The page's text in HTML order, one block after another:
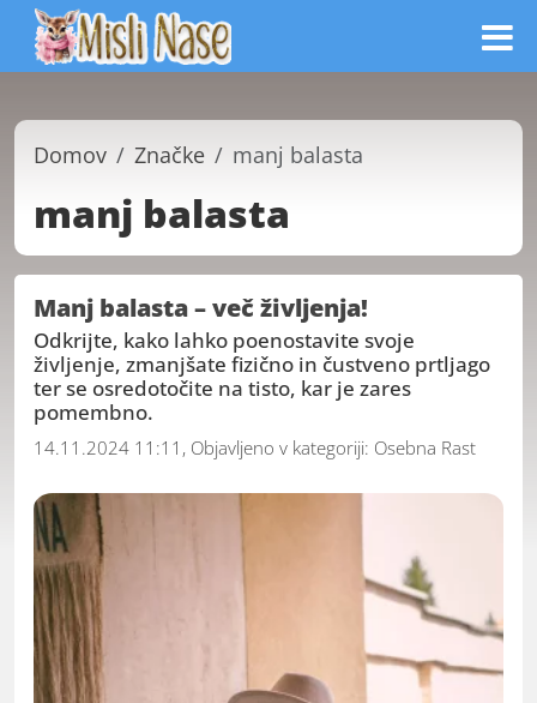
Domov Značke manj balasta
manj balasta
Manj balasta – več življenja!
Odkrijte, kako lahko poenostavite svoje
življenje, zmanjšate fizično in čustveno prtljago
ter se osredotočite na tisto, kar je zares
pomembno.
14.11.2024 11:11, Objavljeno v kategoriji: Osebna Rast